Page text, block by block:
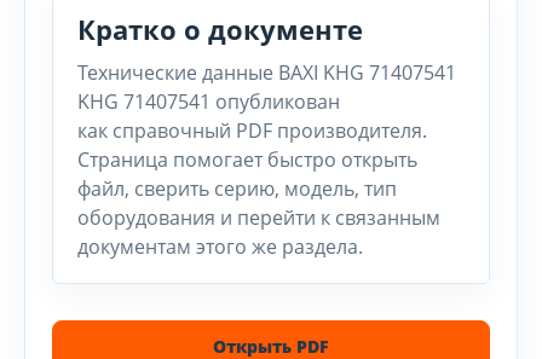
Кратко о документе
Технические данные BAXI KHG 71407541
KHG 71407541 опубликован
как справочный PDF производителя.
Страница помогает быстро открыть
файл, сверить серию, модель, тип
оборудования и перейти к связанным
документам этого же раздела.
Открыть PDF